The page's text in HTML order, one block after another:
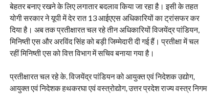
बेहतर बनाए रखने के लिए लगातार बदलाव किया जा रहा है। इसी के तहत
योगी सरकार ने यूपी में देर रात 13 आईएएस अधिकारियों का ट्रांसफर कर
दिया है। अब तक प्रतीक्षारत चल रहे तीन अधिकारियों विजयेंद्र पांडियन,
मिनिष्ती एस और अरविंद सिंह को बड़ी जिम्मेदारी दी गई हैं। प्रतीक्षा में चल
रहीं मिनिष्ती एस को वित्त विभाग में सचिव बनाया गया है।
प्रतीक्षारत चल रहे के. विजयेंद्र पांडियन को आयुक्त एवं निदेशक उद्योग,
आयुक्त एवं निदेशक हथकरघा एवं वस्त्रोद्योग, उत्तर प्रदेश राज्य वस्त्र निगम